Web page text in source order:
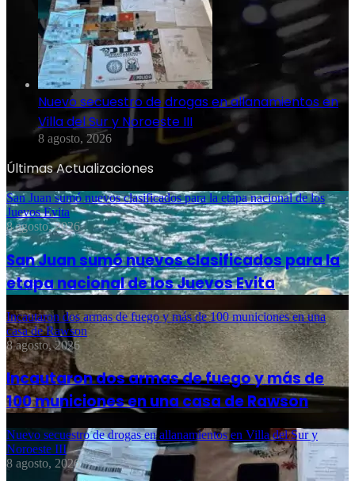
Nuevo secuestro de drogas en allanamientos en
Villa del Sur y Noroeste III
8 agosto, 2026
Últimas Actualizaciones
San Juan sumó nuevos clasificados para la etapa nacional de los
Juevos Evita
8 agosto, 2026
San Juan sumó nuevos clasificados para la
etapa nacional de los Juevos Evita
Incautaron dos armas de fuego y más de 100 municiones en una
casa de Rawson
8 agosto, 2026
Incautaron dos armas de fuego y más de
100 municiones en una casa de Rawson
Nuevo secuestro de drogas en allanamientos en Villa del Sur y
Noroeste III
8 agosto, 2026